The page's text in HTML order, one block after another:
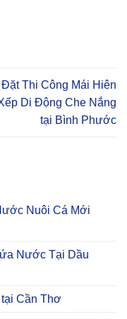
Đặt Thi Công Mái Hiên
Di Động Che Nắng
tại Bình Phước
Nuôi Cá Mới
Nước Tại Dầu
Cần Thơ